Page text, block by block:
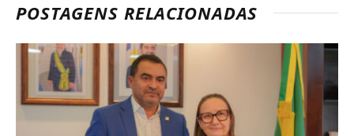
POSTAGENS RELACIONADAS